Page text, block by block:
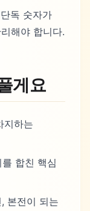
독 숫자가
해야 합니다.
게요
지하는
합친 핵심
본전이 되는